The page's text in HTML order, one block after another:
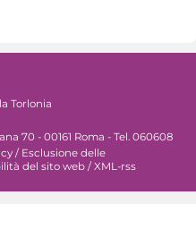
Torlonia
70 - 00161 Roma - Tel. 060608
/ Esclusione delle
del sito web /XML-rss